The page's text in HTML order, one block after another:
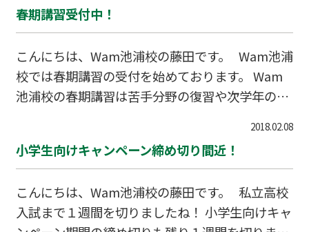
連絡お待ちしております。 〒595-0024 泉大津市
733
春期講習受付中！
こんにちは、Wam池浦校の藤田です。 Wam池浦
校では春期講習の受付を始めております。 Wam
池浦校の春期講習は苦手分野の復習や次学年の予
きます。 お気軽にご相談ください。ご連絡お待
ちしております。 〒595-0024 泉大津市池浦町1-2
2018.02.08
小学生向けキャンペーン締め切り間近！
こんにちは、Wam池浦校の藤田です。 私立高校
入試まで１週間を切りましたね！ 小学生向けキャ